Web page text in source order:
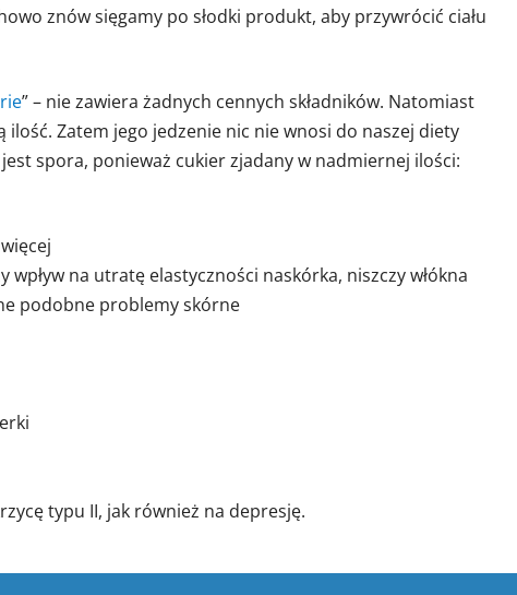
znów sięgamy po słodki produkt, aby przywrócić ciału
” – nie zawiera żadnych cennych składników. Natomiast
Zatem jego jedzenie nic nie wnosi do naszej diety
spora, ponieważ cukier zjadany w nadmiernej ilości:
na utratę elastyczności naskórka, niszczy włókna
podobne problemy skórne
typu II, jak również na depresję.